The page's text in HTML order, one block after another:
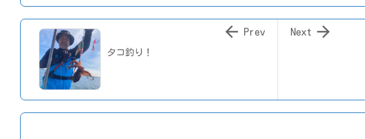

Next
タコ釣り！
 Prev